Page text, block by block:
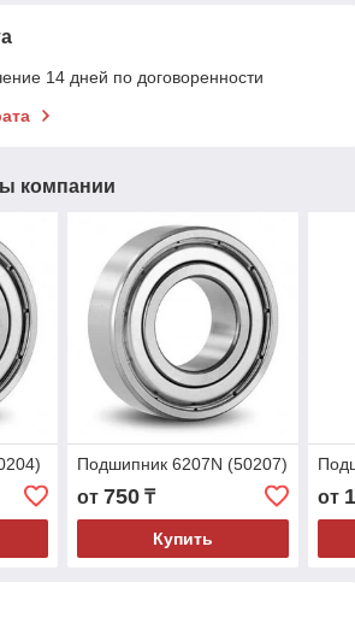
14 дней по договоренности
компании
Подшипник 6207N (50207)
от 750₸
Купить
от